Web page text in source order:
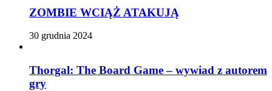
ZOMBIE WCIĄŻ ATAKUJĄ
30 grudnia 2024
Thorgal: The Board Game – wywiad z autorem
gry